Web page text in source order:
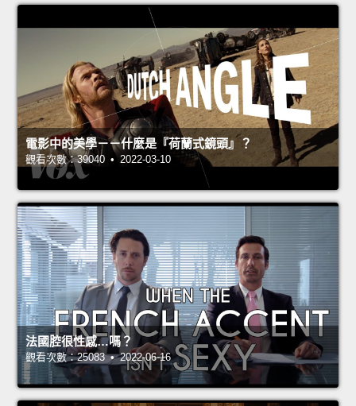
電影中的美學－－什麼是『荷蘭式鏡頭』？
觀看次數：39040 • 2022-03-10
法國腔很性感…嗎？
觀看次數：25083 • 2022-06-16